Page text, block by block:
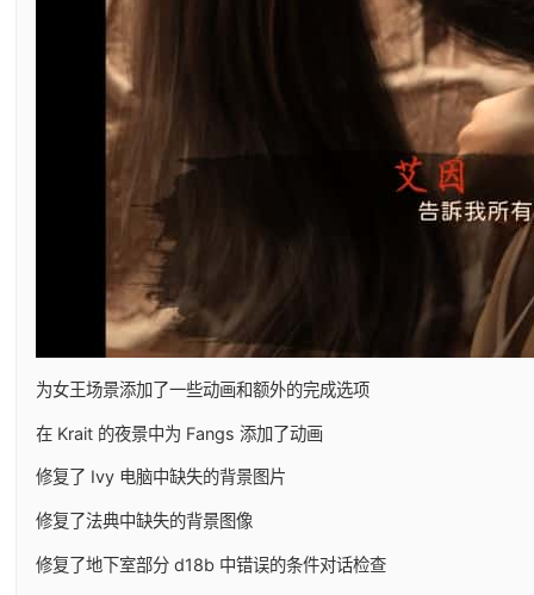
为女王场景添加了一些动画和额外的完成选项
在 Krait 的夜景中为 Fangs 添加了动画
修复了 Ivy 电脑中缺失的背景图片
修复了法典中缺失的背景图像
修复了地下室部分 d18b 中错误的条件对话检查